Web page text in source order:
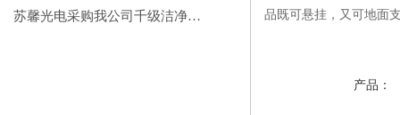
苏馨光电采购我公司千级洁净棚普通工作台一批（7月07日）已顺利交货
品既可悬挂，又可地面
产品：